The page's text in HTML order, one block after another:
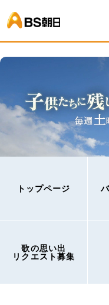
トップページ
歌の思い出
リクエスト募集